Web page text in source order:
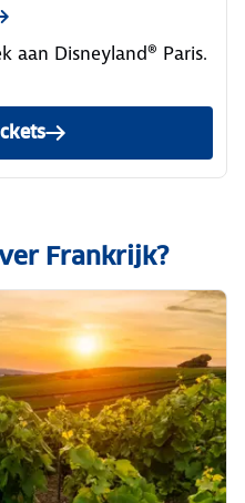
aan Disneyland® Paris.
Frankrijk?